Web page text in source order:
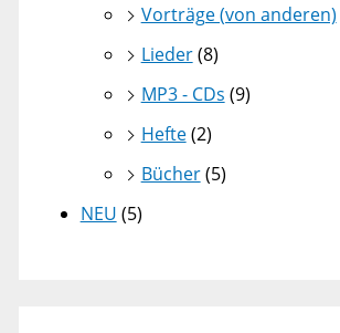
Vorträge (von anderen)
Lieder(8)
MP3 - CDs (9)
Hefte(2)
Bücher(5)
NEU (5)